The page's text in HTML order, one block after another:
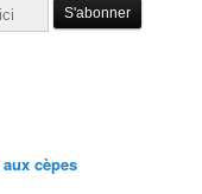
cèpes